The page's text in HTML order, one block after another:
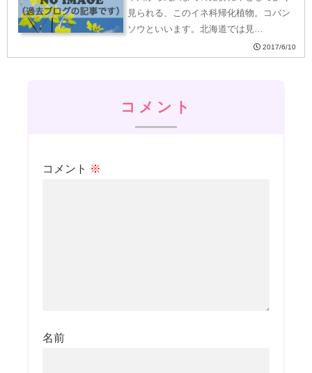
見られる、このイネ科帰化植物。コバン
ソウといいます。北海道では見…
2017/6/10
コメント
コメント ※
名前